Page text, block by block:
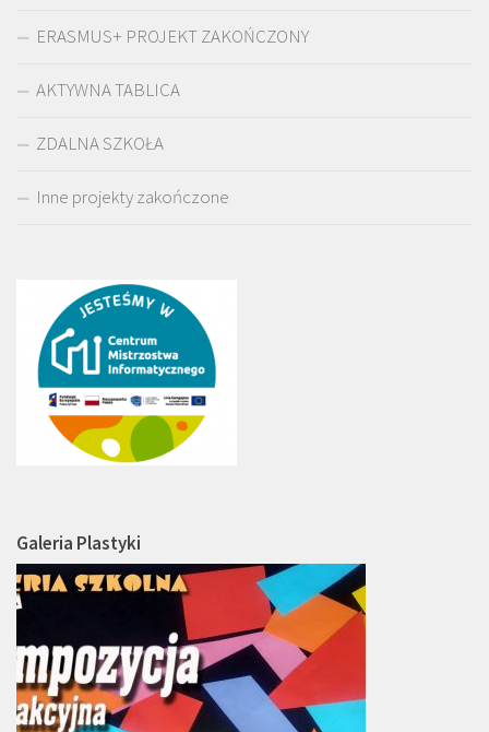
ERASMUS+ PROJEKT ZAKOŃCZONY
AKTYWNA TABLICA
ZDALNA SZKOŁA
Inne projekty zakończone
Galeria Plastyki